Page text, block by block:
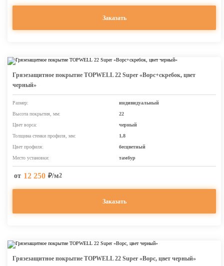
Заказать
Грязезащитное покрытие TOPWELL 22 Super «Ворс+скребок, цвет
черный»
Размер:
индивидуальный
Высота покрытия, мм:
22
Цвет ворса:
черный
Толщина стенки профиля, мм:
1,8
Цвет профиля:
бесцветный
Место установки:
тамбур
от 12 250 ₽/м2
Заказать
Грязезащитное покрытие TOPWELL 22 Super «Ворс, цвет черный»